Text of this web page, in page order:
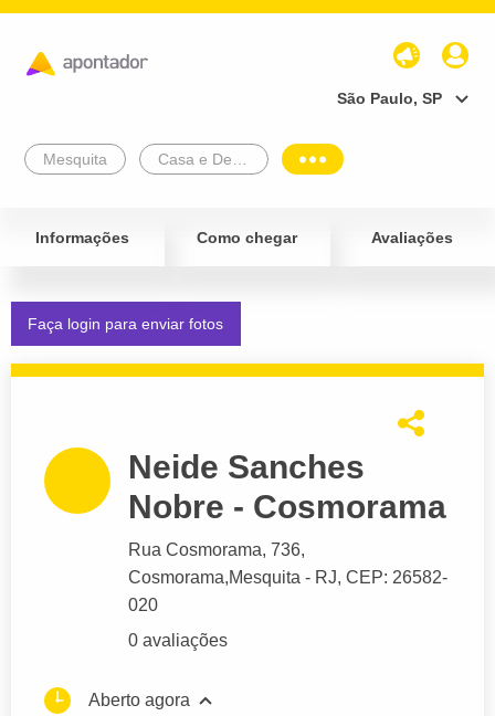
São Paulo, SP
Mesquita
Informações Como chegar Avaliações
Faça login para enviar fotos
Neide Sanches
Nobre - Cosmorama
Rua Cosmorama, 736,
Cosmorama,Mesquita - RJ, CEP: 26582-
020
0 avaliações
Aberto agora